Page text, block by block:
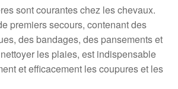
sont courantes chez les chevaux.
premiers secours, contenant des
des bandages, des pansements et
les plaies, est indispensable
et efficacement les coupures et les